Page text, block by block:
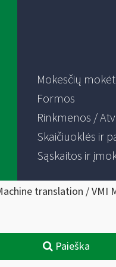
Mokesčių
Formos
Rinkmenos /
Skaičiuoklės ir
Sąskaitos ir
translation /
Paieška